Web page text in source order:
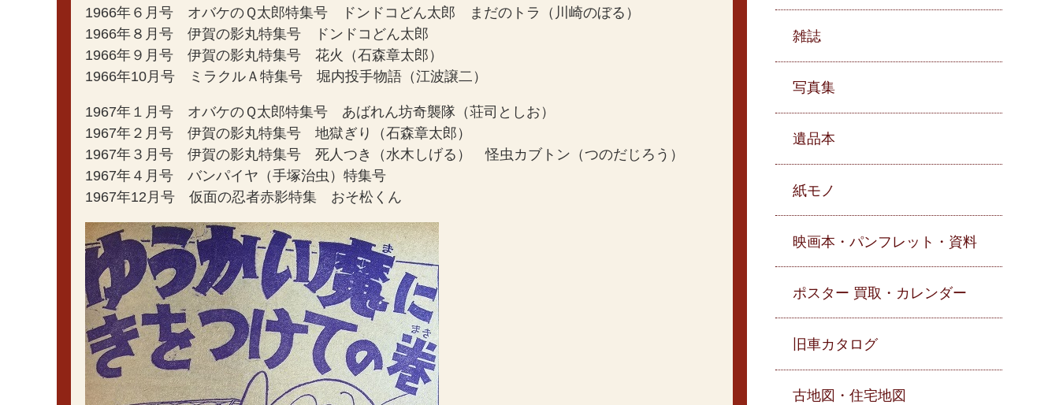
1966年６月号 オバケのＱ太郎特集号 ドンドコどん太郎 まだのトラ（川崎のぼる）
1966年８月号 伊賀の影丸特集号 ドンドコどん太郎
1966年９月号 伊賀の影丸特集号 花火（石森章太郎）
1966年10月号 ミラクルＡ特集号 堀内投手物語（江波譲二）
1967年１月号 オバケのＱ太郎特集号 あばれん坊奇襲隊（荘司としお）
1967年２月号 伊賀の影丸特集号 地獄ぎり（石森章太郎）
1967年３月号 伊賀の影丸特集号 死人つき（水木しげる） 怪虫カブトン（つのだじろう）
1967年４月号 バンパイヤ（手塚治虫）特集号
1967年12月号 仮面の忍者赤影特集 おそ松くん
雑誌
写真集
遺品本
紙モノ
映画本・パンフレット・資料
ポスター 買取・カレンダー
旧車カタログ
古地図・住宅地図